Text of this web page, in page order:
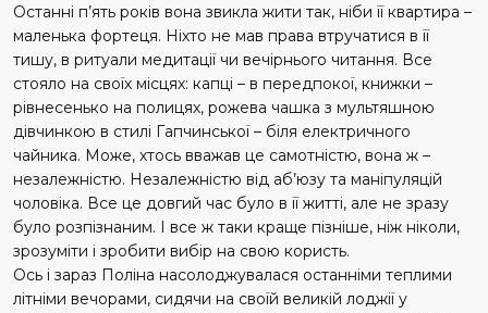
Останні п’ять років вона звикла жити так, ніби її квартира –
маленька фортеця. Ніхто не мав права втручатися в її
тишу, в ритуали медитації чи вечірнього читання. Все
стояло на своїх місцях: капці – в передпокої, книжки –
рівнесенько на полицях, рожева чашка з мультяшною
дівчинкою в стилі Гапчинської – біля елект­ричного
чайника. Може, хтось вважав це самотністю, вона ж –
незалежністю. Незалежністю від аб’юзу та маніпуляцій
чоловіка. Все це довгий час було в її житті, але не зразу
було розпізнаним. І все ж таки краще пізніше, ніж ніколи,
зрозуміти і зробити вибір на свою користь.
Ось і зараз Поліна насоло­джувалася останніми теплими
літніми вечорами, сидячи на своїй великій лоджії у